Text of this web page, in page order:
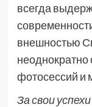
всегда
внешностью
неоднократно
фотосессий и
За свои